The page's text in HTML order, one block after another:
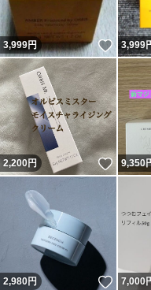
3,999円 いい
3,999
2,200円 いい
9,350
2,980円 いい
7,000